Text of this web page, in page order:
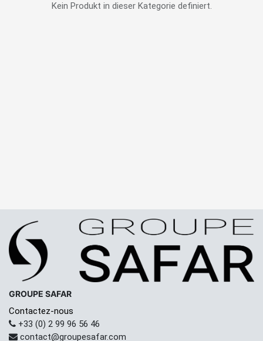
Kein Produkt in dieser Kategorie definiert.
GROUPE SAFAR
Contactez-nous
+33 (0) 2 99 96 56 46
contact@groupesafar.com